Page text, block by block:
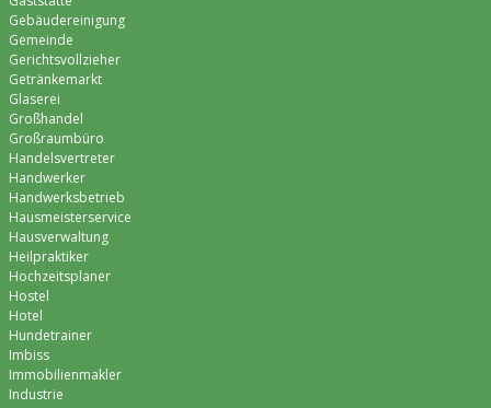
Gebäudereinigung
Gemeinde
Gerichtsvollzieher
Getränkemarkt
Glaserei
Großhandel
Großraumbüro
Handelsvertreter
Handwerker
Handwerksbetrieb
Hausmeisterservice
Hausverwaltung
Heilpraktiker
Hochzeitsplaner
Hostel
Hotel
Hundetrainer
Imbiss
Immobilienmakler
Industrie